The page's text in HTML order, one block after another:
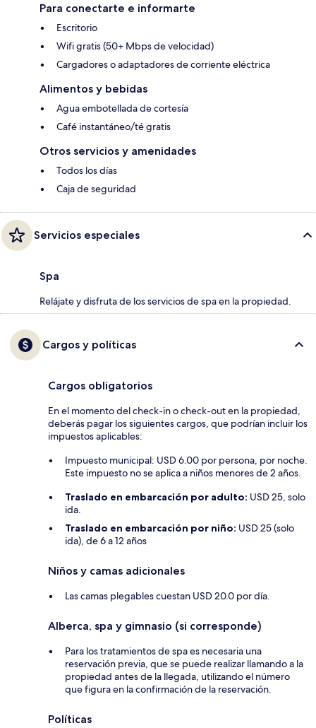
Para conectarte e informarte
Escritorio
Wifi gratis (50+ Mbps de velocidad)
Cargadores o adaptadores de corriente eléctrica
Alimentos y bebidas
Agua embotellada de cortesía
Café instantáneo/té gratis
Otros servicios y amenidades
Todos los días
Caja de seguridad
Servicios especiales
Spa
Relájate y disfruta de los servicios de spa en la propiedad.
Cargos y políticas
Cargos obligatorios
En el momento del check-in o check-out en la propiedad,
deberás pagar los siguientes cargos, que podrían incluir los
impuestos aplicables:
Impuesto municipal: USD 6.00 por persona, por noche.
Este impuesto no se aplica a niños menores de 2 años.
Traslado en embarcación por adulto: USD 25, solo
ida.
Traslado en embarcación por niño: USD 25 (solo
ida), de 6 a 12 años
Niños y camas adicionales
Las camas plegables cuestan USD 20.0 por día.
Alberca, spa y gimnasio (si corresponde)
Para los tratamientos de spa es necesaria una
reservación previa, que se puede realizar llamando a la
propiedad antes de la llegada, utilizando el número
que figura en la confirmación de la reservación.
Políticas